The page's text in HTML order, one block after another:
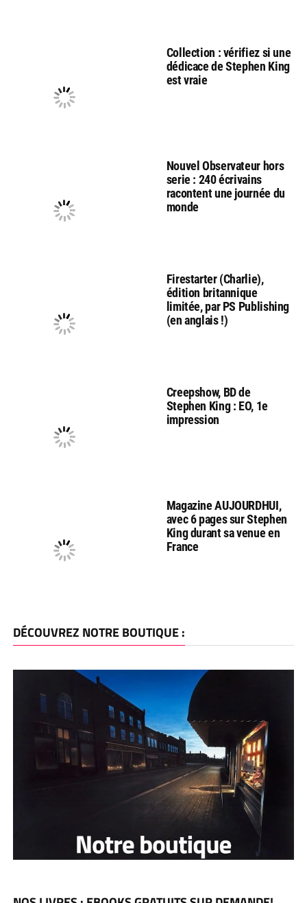
Collection : vérifiez si une
dédicace de Stephen King
est vraie
Nouvel Observateur hors
serie : 240 écrivains
racontent une journée du
monde
Firestarter (Charlie),
édition britannique
limitée, par PS Publishing
(en anglais !)
Creepshow, BD de
Stephen King : EO, 1e
impression
Magazine AUJOURDHUI,
avec 6 pages sur Stephen
King durant sa venue en
France
DÉCOUVREZ NOTRE BOUTIQUE :